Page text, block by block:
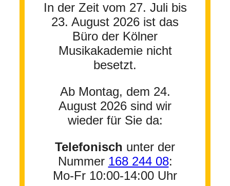
In der Zeit vom 27. Juli bis
23. August 2026 ist das
Büro der Kölner
Musikakademie nicht
besetzt.
Ab Montag, dem 24.
August 2026 sind wir
wieder für Sie da:
Telefonisch unter der
Nummer 168 244 08:
Mo-Fr 10:00-14:00 Uhr